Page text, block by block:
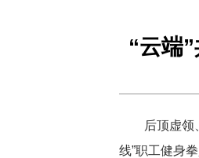
“云端
后顶虚领
线”职工健身